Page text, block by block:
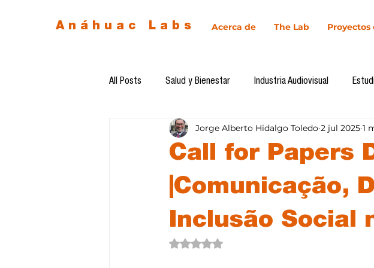
Anáhuac Labs Acerca de The Lab Proyectos
All Posts Salud y Bienestar Industria Audiovisual
Egresados Inteligencia Artificial Cultura Digital
Diseño de futuro Ética de la Comunicación
Software del mes Cursos Casos de estudio
Call for Papers
|Comunicação,
Inclusão Social
Jorge Alberto Hidalgo Toledo 2 jul 2025 1
Obtuvo NaN de 5 estrellas.